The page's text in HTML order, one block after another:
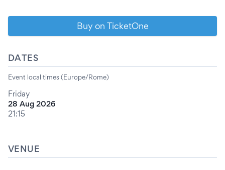
Buy on TicketOne
DATES
Event local times (Europe/Rome)
Friday
28 Aug 2026
21:15
VENUE